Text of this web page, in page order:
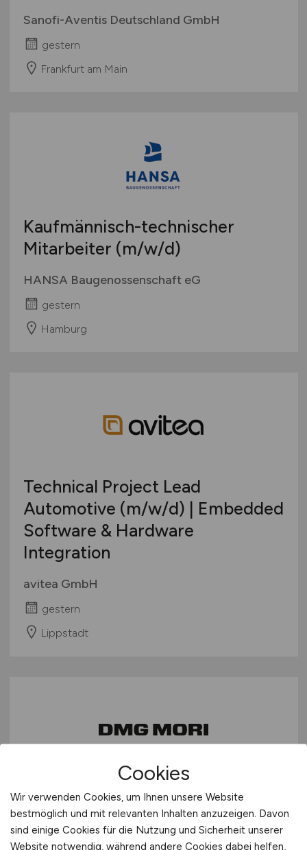
Sanofi-Aventis Deutschland GmbH
gestern
Frankfurt am Main
Kaufmännisch-technischer
Mitarbeiter (m/w/d)
HANSA Baugenossenschaft eG
gestern
Hamburg
Technical Project Lead
Automotive (m/w/d) | Embedded
Software & Hardware
Integration
avitea GmbH
gestern
Lippstadt
Servicetechniker(m/w/d)
Elektronik im regionalen
Außendienst
Cookies
Wir verwenden Cookies, um Ihnen unsere Website
bestmöglich und mit relevanten Inhalten anzuzeigen. Davon
sind einige Cookies für die Nutzung und Sicherheit unserer
Website notwendig, während andere Cookies dabei helfen,